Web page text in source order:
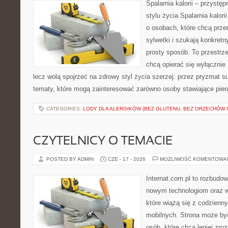
Spalarnia kalorii –
stylu życia Spalarnia
o osobach, które chcą
sylwetki i szukają
prosty sposób. To
chcą opierać się
lecz wolą spojrzeć na zdrowy styl życia szerzej: przez pryzmat
tematy, które mogą zainteresować zarówno osoby stawiające
CATEGORIES: LODY DLA ALERGIKÓW (BEZ GLUTENU, BEZ ORZECHÓW
CZYTELNICY O TEMACIE
POSTED BY ADMIN CZE - 17 - 2026 MOŻLIWOŚĆ
Internat.com.pl to
nowym technologiom oraz
które wiążą się z
mobilnych. Strona może